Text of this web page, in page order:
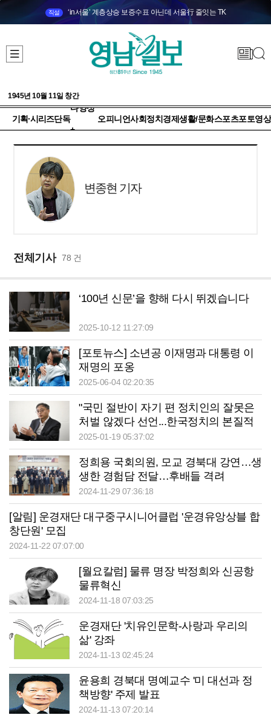
직설 ‘in서울’ 계층상승 보증수표 아닌데 서울行 줄잇는 TK
1945년 10월 11일 창간
기획·시리즈단독
다양성
+
오피니언사회정치 경제생활/문화스포츠포토영상
변종현 기자
전체기사 78 건
‘100년 신문’을 향해 다시 뛰겠습니다
2025-10-12 11:27:09
[포토뉴스] 소년공 이재명과 대통령 이
재명의 포옹
2025-06-04 02:20:35
"국민 절반이 자기 편 정치인의 잘못은
처벌 않겠다 선언...한국정치의 본질적
문제는 극화된 양당제"
2025-01-19 05:37:02
정희용 국회의원, 모교 경북대 강연…생
생한 경험담 전달…후배들 격려
2024-11-29 07:36:18
[알림] 운경재단 대구중구시니어클럽 '운경유앙상블 합
창단원' 모집
2024-11-22 07:07:00
[월요칼럼] 물류 명장 박정희와 신공항
물류혁신
2024-11-18 07:03:25
운경재단 '치유인문학-사랑과 우리의
삶' 강좌
2024-11-13 02:45:24
윤용희 경북대 명예교수 '미 대선과 정
책방향' 주제 발표
2024-11-13 07:20:14